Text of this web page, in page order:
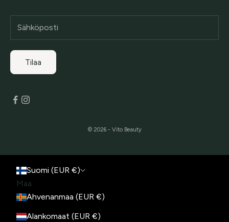
Tilaa
© 2026 - Vito Beauty
Suomi (EUR €)
Maa
Ahvenanmaa (EUR €)
Alankomaat (EUR €)